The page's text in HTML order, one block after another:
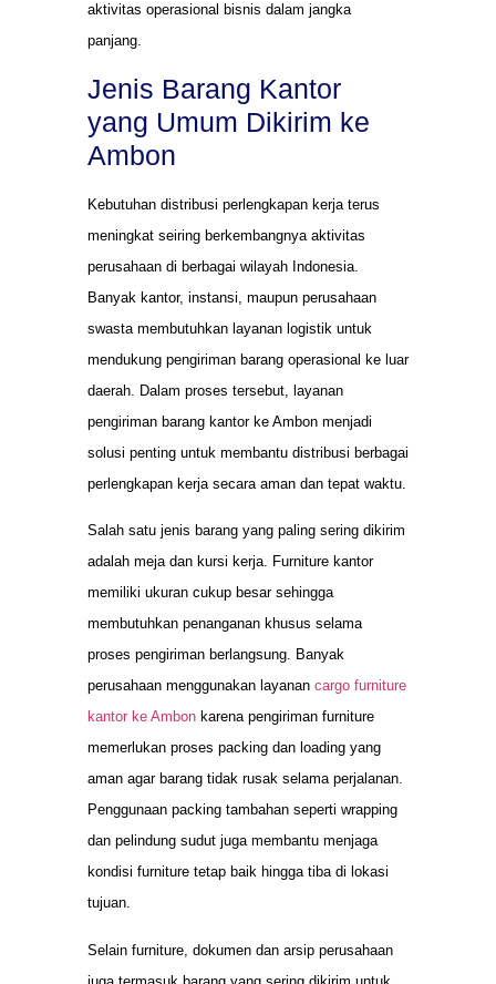
aktivitas operasional bisnis dalam jangka
panjang.
Jenis Barang Kantor
yang Umum Dikirim ke
Ambon
Kebutuhan distribusi perlengkapan kerja terus
meningkat seiring berkembangnya aktivitas
perusahaan di berbagai wilayah Indonesia.
Banyak kantor, instansi, maupun perusahaan
swasta membutuhkan layanan logistik untuk
mendukung pengiriman barang operasional ke luar
daerah. Dalam proses tersebut, layanan
pengiriman barang kantor ke Ambon menjadi
solusi penting untuk membantu distribusi berbagai
perlengkapan kerja secara aman dan tepat waktu.
Salah satu jenis barang yang paling sering dikirim
adalah meja dan kursi kerja. Furniture kantor
memiliki ukuran cukup besar sehingga
membutuhkan penanganan khusus selama
proses pengiriman berlangsung. Banyak
perusahaan menggunakan layanan cargo furniture
kantor ke Ambon karena pengiriman furniture
memerlukan proses packing dan loading yang
aman agar barang tidak rusak selama perjalanan.
Penggunaan packing tambahan seperti wrapping
dan pelindung sudut juga membantu menjaga
kondisi furniture tetap baik hingga tiba di lokasi
tujuan.
Selain furniture, dokumen dan arsip perusahaan